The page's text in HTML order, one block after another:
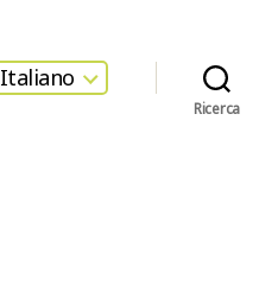
Italiano
Ricerca